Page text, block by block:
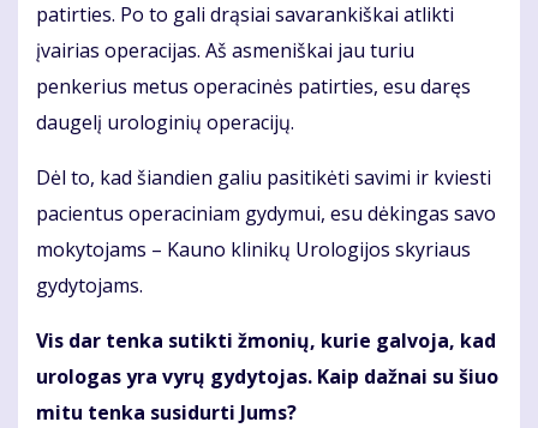
patirties. Po to gali drąsiai savarankiškai atlikti
įvairias operacijas. Aš asmeniškai jau turiu
penkerius metus operacinės patirties, esu daręs
daugelį urologinių operacijų.
Dėl to, kad šiandien galiu pasitikėti savimi ir kviesti
pacientus operaciniam gydymui, esu dėkingas savo
mokytojams – Kauno klinikų Urologijos skyriaus
gydytojams.
Vis dar tenka sutikti žmonių, kurie galvoja, kad
urologas yra vyrų gydytojas. Kaip dažnai su šiuo
mitu tenka susidurti Jums?